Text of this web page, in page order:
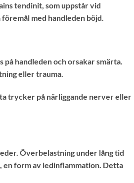
tendinit, som uppstår vid
med handleden böjd.
handleden och orsakar smärta.
eller trauma.
trycker på närliggande nerver eller
Överbelastning under lång tid
form av ledinflammation. Detta